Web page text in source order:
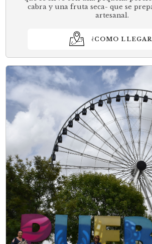
cabra y una fruta seca- que se
artesanal.
¿COMO